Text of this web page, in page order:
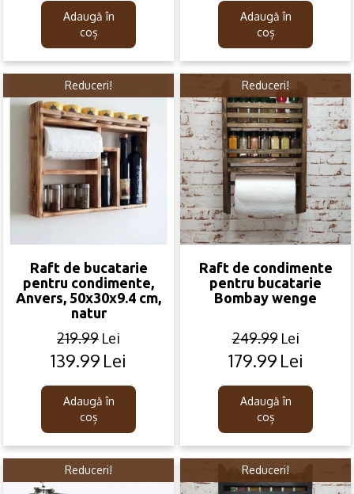
was:
299.99lei.
is:
199.99lei.
Adaugă în
coș
was:
249.99lei.
is:
129.99lei.
Adaugă în
coș
Reduceri!
Raft de bucatarie
pentru condimente,
Anvers, 50x30x9.4 cm,
natur
219.99 Lei
Original
was:
219.99lei.
139.99 Lei
Current
is:
139.99lei.
Adaugă în
coș
Reduceri!
Raft de condimente
pentru bucatarie
Bombay wenge
249.99 Lei
Original
was:
249.99lei.
179.99 Lei
Current
is:
179.99lei.
Adaugă în
coș
Reduceri! Reduceri!